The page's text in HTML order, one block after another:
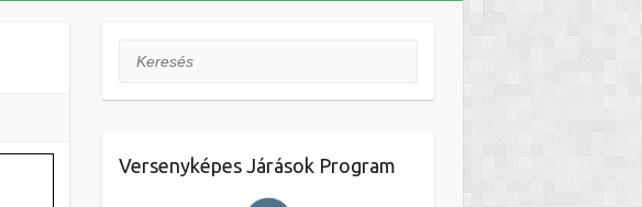
Keresés
Versenyképes Járások Program